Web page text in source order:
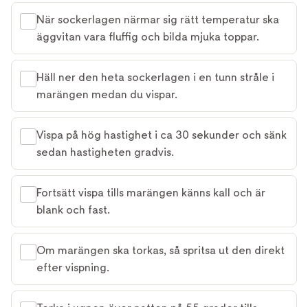
När sockerlagen närmar sig rätt temperatur ska
äggvitan vara fluffig och bilda mjuka toppar.
Häll ner den heta sockerlagen i en tunn stråle i
marängen medan du vispar.
Vispa på hög hastighet i ca 30 sekunder och sänk
sedan hastigheten gradvis.
Fortsätt vispa tills marängen känns kall och är
blank och fast.
Om marängen ska torkas, så spritsa ut den direkt
efter vispning.